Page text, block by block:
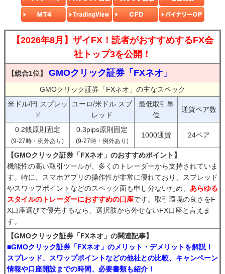
【2026年8月】ザイFX！読者がおすすめするFX会
社トップ3を公開！
【総合1位】 GMOクリック証券「FXネオ」
GMOクリック証券「FXネオ」の主なスペック
米ドル/円 スプレッ
ド
ユーロ/米ドル スプ
レッド
最低取引単
位
通貨ペア数
0.2銭原則固定
(9-27時・例外あり)
0.3pips原則固定
(9-27時・例外あり)
1000通貨 24ペア
【GMOクリック証券「FXネオ」のおすすめポイント】
機能性の高い取引ツールが、多くのトレーダーから支持されていま
す。特に、スマホアプリの操作性が非常に優れており、スプレッド
やスワップポイントなどのスペック面も申し分ないため、 あらゆる
スタイルのトレーダーにおすすめの口座です。取引環境の良さをF
X口座選びで優先するなら、選択肢から外せないFX口座と言えま
す。
【GMOクリック証券「FXネオ」の関連記事】
■GMOクリック証券「FXネオ」のメリット・デメリットを解説！
スプレッド、スワップポイントなどの他社との比較、キャンペーン
情報や口座開設までの時間、必要書類も紹介！